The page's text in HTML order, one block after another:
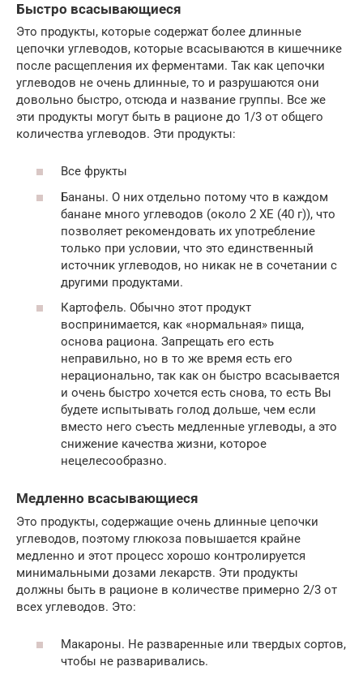
Быстро всасывающиеся
Это продукты, которые содержат более длинные
цепочки углеводов, которые всасываются в кишечнике
после расщепления их ферментами. Так как цепочки
углеводов не очень длинные, то и разрушаются они
довольно быстро, отсюда и название группы. Все же
эти продукты могут быть в рационе до 1/3 от общего
количества углеводов. Эти продукты:
Все фрукты
Бананы. О них отдельно потому что в каждом
банане много углеводов (около 2 ХЕ (40 г)), что
позволяет рекомендовать их употребление
только при условии, что это единственный
источник углеводов, но никак не в сочетании с
другими продуктами.
Картофель. Обычно этот продукт
воспринимается, как «нормальная» пища,
основа рациона. Запрещать его есть
неправильно, но в то же время есть его
нерационально, так как он быстро всасывается
и очень быстро хочется есть снова, то есть Вы
будете испытывать голод дольше, чем если
вместо него съесть медленные углеводы, а это
снижение качества жизни, которое
нецелесообразно.
Медленно всасывающиеся
Это продукты, содержащие очень длинные цепочки
углеводов, поэтому глюкоза повышается крайне
медленно и этот процесс хорошо контролируется
минимальными дозами лекарств. Эти продукты
должны быть в рационе в количестве примерно 2/3 от
всех углеводов. Это:
Макароны. Не разваренные или твердых сортов,
чтобы не разваривались.